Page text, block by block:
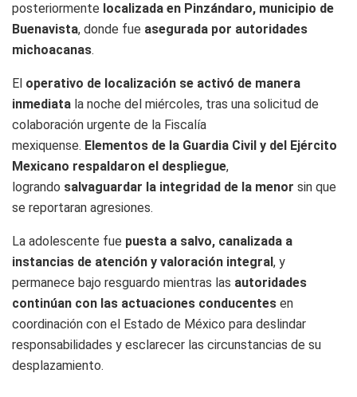
posteriormente localizada en Pinzándaro, municipio de
Buenavista, donde fue asegurada por autoridades
michoacanas.
El operativo de localización se activó de manera
inmediata la noche del miércoles, tras una solicitud de
colaboración urgente de la Fiscalía
mexiquense. Elementos de la Guardia Civil y del Ejército
Mexicano respaldaron el despliegue,
logrando salvaguardar la integridad de la menor sin que
se reportaran agresiones.
La adolescente fue puesta a salvo, canalizada a
instancias de atención y valoración integral , y
permanece bajo resguardo mientras las autoridades
continúan con las actuaciones conducentes en
coordinación con el Estado de México para deslindar
responsabilidades y esclarecer las circunstancias de su
desplazamiento.